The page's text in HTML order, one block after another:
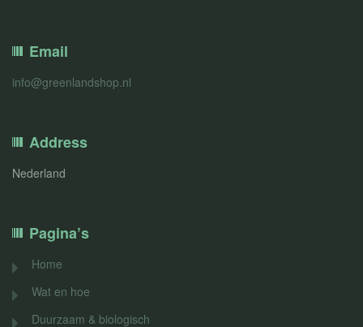
Email
info@greenlandshop.nl
Address
Nederland
Pagina’s
Home
Wat en hoe
Duurzaam & biologisch